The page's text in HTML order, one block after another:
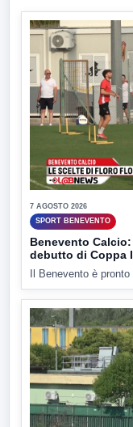
7 AGOSTO 2026
SPORT BENEVENTO
Benevento
debutto di Coppa
Il Benevento è